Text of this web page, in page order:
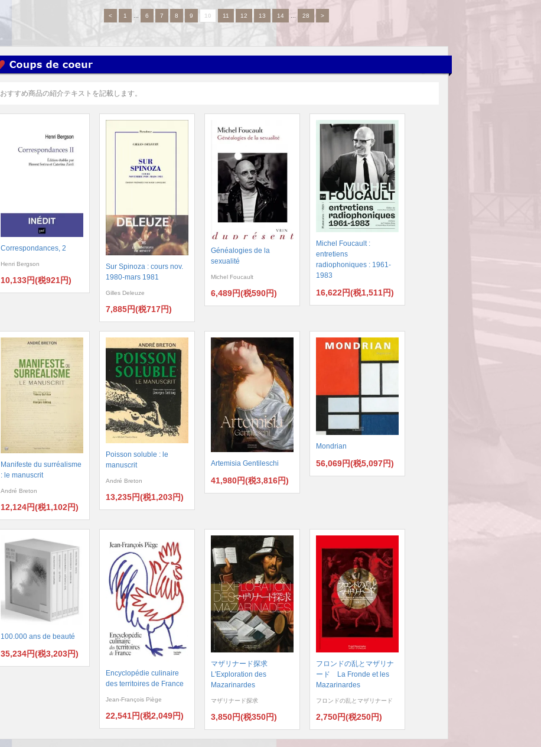
< 1 6 7 8 9 10 11 12 13 14 28 >
おすすめ商品の紹介テキストを記載します。
Correspondances, 2
Henri Bergson
10,133円(税921円)
Sur Spinoza : cours nov.
1980-mars 1981
Gilles Deleuze
7,885円(税717円)
Généalogies de la
sexualité
Michel Foucault
6,489円(税590円)
Michel Foucault :
entretiens
radiophoniques : 1961-
1983
16,622円(税1,511円)
Manifeste du surréalisme
: le manuscrit
André Breton
12,124円(税1,102円)
Poisson soluble : le
manuscrit
André Breton
13,235円(税1,203円)
Artemisia Gentileschi
41,980円(税3,816円)
Mondrian
56,069円(税5,097円)
100.000 ans de beauté
35,234円(税3,203円)
Encyclopédie culinaire
des territoires de France
Jean-François Piège
22,541円(税2,049円)
マザリナード探求
L'Exploration des
Mazarinardes
マザリナード探求
3,850円(税350円)
フロンドの乱とマザリナ
ード La Fronde et les
Mazarinardes
フロンドの乱とマザリナード
2,750円(税250円)